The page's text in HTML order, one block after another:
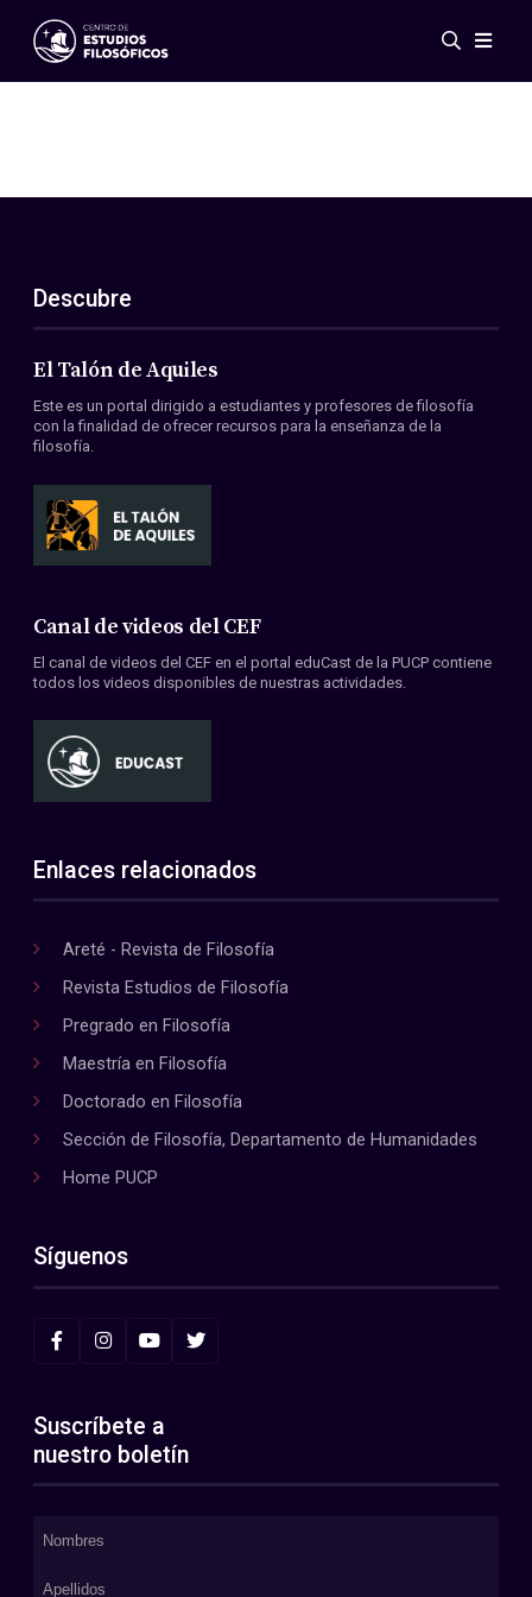
Eventos
ES
EN
Acerca de nosotros
Miembros
Convenios
Descubre
El Talón de Aquiles
Este es un portal dirigido a estudiantes y profesores de filosofía
con la finalidad de ofrecer recursos para la enseñanza de la
filosofía.
Canal de videos del CEF
El canal de videos del CEF en el portal eduCast de la PUCP contiene
todos los videos disponibles de nuestras actividades.
Enlaces relacionados
Areté - Revista de Filosofía
Revista Estudios de Filosofía
Pregrado en Filosofía
Maestría en Filosofía
Doctorado en Filosofía
Sección de Filosofía, Departamento de Humanidades
Home PUCP
Síguenos
Suscríbete a
nuestro boletín